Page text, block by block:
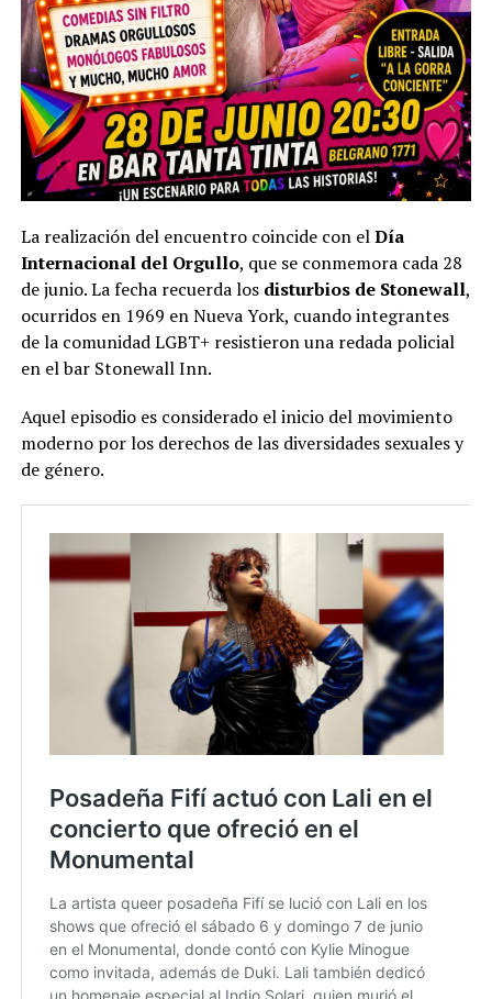
La realización del encuentro coincide con elDía
Internacional del Orgullo, que se conmemora cada 28
de junio. La fecha recuerda los disturbios de Stonewall,
ocurridos en 1969 en Nueva York, cuando integrantes
de la comunidad LGBT+ resistieron una redada policial
en el bar Stonewall Inn.
Aquel episodio es considerado el inicio del movimiento
moderno por los derechos de las diversidades sexuales y
de género.